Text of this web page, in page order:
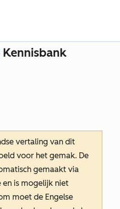
Kennisbank
vertaling van dit
voor het gemak. De
gemaakt via
is mogelijk niet
moet de Engelse